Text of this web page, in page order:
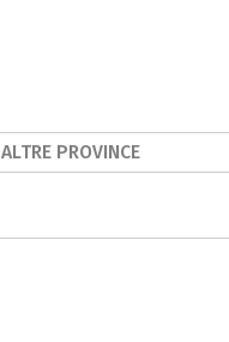
ALTRE PROVINCE